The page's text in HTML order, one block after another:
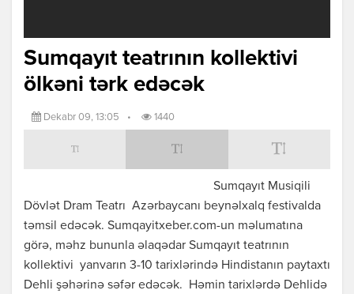
Sumqayıt teatrının kollektivi
ölkəni tərk edəcək
Dekabr 09, 13:05 • 1440
Sumqayıt Musiqili
Dövlət Dram Teatrı Azərbaycanı beynəlxalq festivalda
təmsil edəcək. Sumqayitxeber.com-un məlumatına
görə, məhz bununla əlaqədar Sumqayıt teatrının
kollektivi yanvarın 3-10 tarixlərində Hindistanın paytaxtı
Dehli şəhərinə səfər edəcək. Həmin tarixlərdə Dehlidə